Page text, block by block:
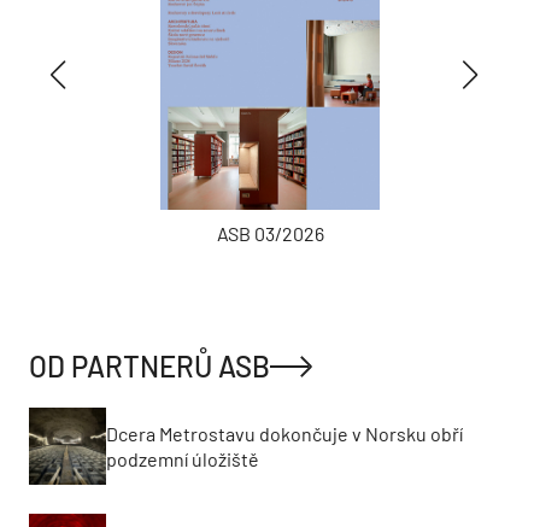
ASB 03/2026
OD PARTNERŮ ASB
Dcera Metrostavu dokončuje v Norsku obří
podzemní úložiště